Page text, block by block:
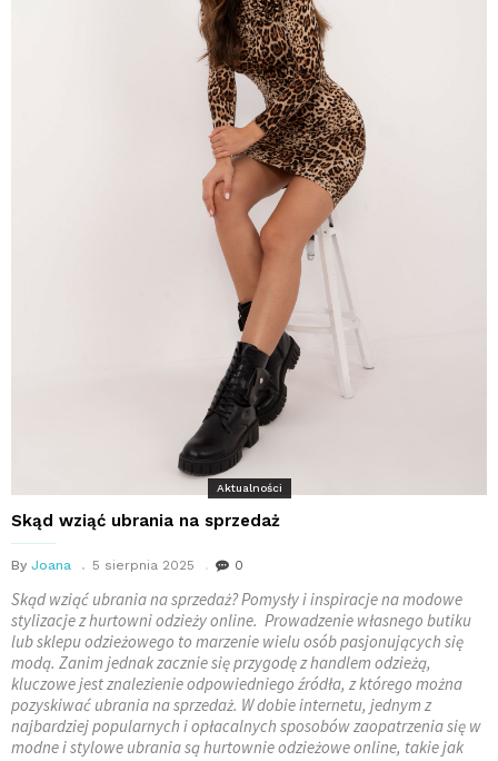
Aktualności
Skąd wziąć ubrania na sprzedaż
By Joana 5 sierpnia 2025 0
Skąd wziąć ubrania na sprzedaż? Pomysły i inspiracje na modowe
stylizacje z hurtowni odzieży online. Prowadzenie własnego butiku
lub sklepu odzieżowego to marzenie wielu osób pasjonujących się
modą. Zanim jednak zacznie się przygodę z handlem odzieżą,
kluczowe jest znalezienie odpowiedniego źródła, z którego można
pozyskiwać ubrania na sprzedaż. W dobie internetu, jednym z
najbardziej popularnych i opłacalnych sposobów zaopatrzenia się w
modne i stylowe ubrania są hurtownie odzieżowe online, takie jak